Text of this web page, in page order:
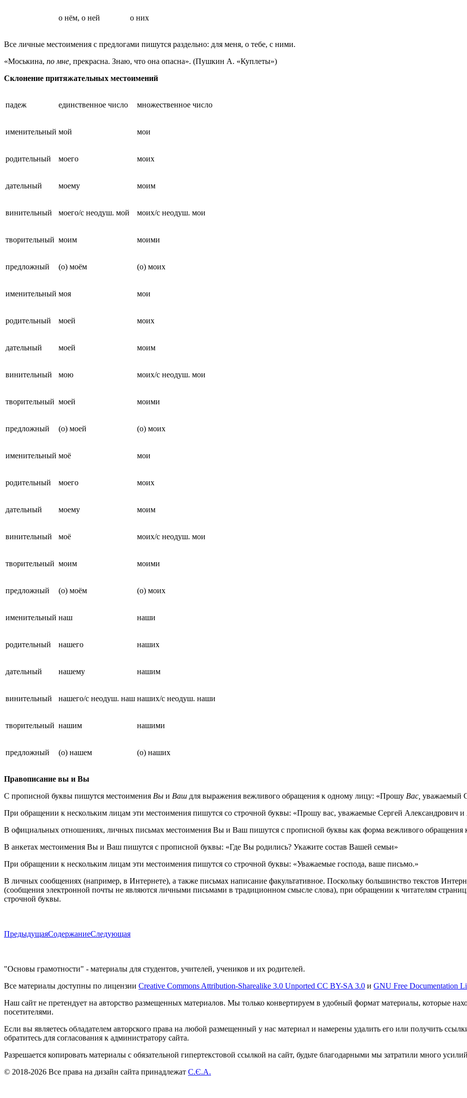
о нём, о ней о них
Все личные местоимения с предлогами пишутся раздельно: для меня, о тебе, с ними.
«Моськина, по мне, прекрасна. Знаю, что она опасна». (Пушкин А. «Куплеты»)
Склонение притяжательных местоимений
падеж единственное число множественное число
именительный мой мои
родительный моего моих
дательный моему моим
винительный моего/с неодуш. мой моих/с неодуш. мои
творительный моим моими
предложный (о) моём (о) моих
именительный моя мои
родительный моей моих
дательный моей моим
винительный мою моих/с неодуш. мои
творительный моей моими
предложный (о) моей (о) моих
именительный моё мои
родительный моего моих
дательный моему моим
винительный моё моих/с неодуш. мои
творительный моим моими
предложный (о) моём (о) моих
именительный наш наши
родительный нашего наших
дательный нашему нашим
винительный нашего/с неодуш. наш наших/с неодуш. наши
творительный нашим нашими
предложный (о) нашем (о) наших
Правописание вы и Вы
С прописной буквы пишутся местоимения Вы и Ваш для выражения вежливого обращения к одному лицу: «Прошу Вас, уважаемый
При обращении к нескольким лицам эти местоимения пишутся со строчной буквы: «Прошу вас, уважаемые Сергей Александрович
В официальных отношениях, личных письмах местоимения Вы и Ваш пишутся с прописной буквы как форма вежливого
В анкетах местоимения Вы и Ваш пишутся с прописной буквы: «Где Вы родились? Укажите состав Вашей семьи»
При обращении к нескольким лицам эти местоимения пишутся со строчной буквы: «Уважаемые господа, ваше письмо.»
В личных сообщениях (например, в Интернете), а также письмах написание факультативное. Поскольку большинство текстов
(сообщения электронной почты не являются личными письмами в традиционном смысле слова), при обращении к читателям
строчной буквы.
ПредыдущаяСодержаниеСледующая
"Основы грамотности" - материалы для студентов, учителей, учеников и их родителей.
Все материалы доступны по лицензии Creative Commons Attribution-Sharealike 3.0 Unported CC BY-SA 3.0 и GNU Free Documentation
Наш сайт не претендует на авторство размещенных материалов. Мы только конвертируем в удобный формат материалы, которые
посетителями.
Если вы являетесь обладателем авторского права на любой размещенный у нас материал и намерены удалить его или получить
обратитесь для согласования к администратору сайта.
Разрешается копировать материалы с обязательной гипертекстовой ссылкой на сайт, будьте благодарными мы затратили много
© 2018-2026 Все права на дизайн сайта принадлежат С.Є.А.